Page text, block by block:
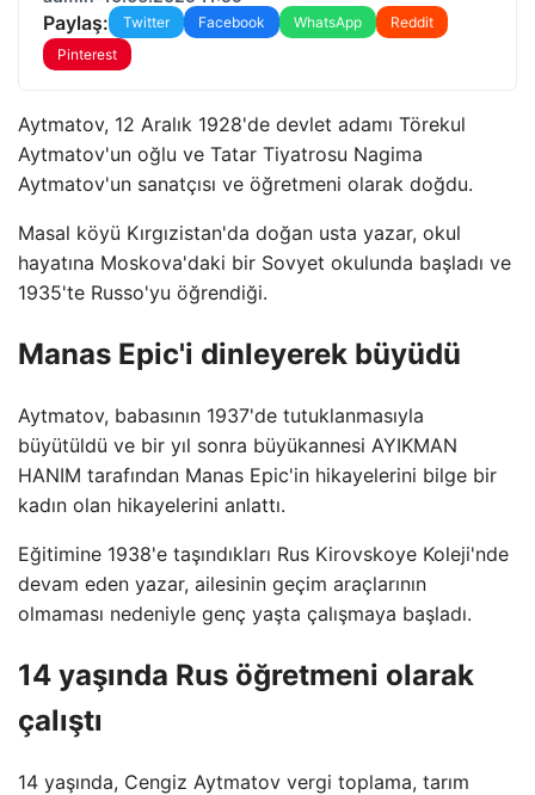
Paylaş: Twitter Facebook WhatsApp
Reddit
Pinterest
Aytmatov, 12 Aralık 1928'de devlet adamı Törekul
Aytmatov'un oğlu ve Tatar Tiyatrosu Nagima
Aytmatov'un sanatçısı ve öğretmeni olarak doğdu.
Masal köyü Kırgızistan'da doğan usta yazar, okul
hayatına Moskova'daki bir Sovyet okulunda başladı ve
1935'te Russo'yu öğrendiği.
Manas Epic'i dinleyerek büyüdü
Aytmatov, babasının 1937'de tutuklanmasıyla
büyütüldü ve bir yıl sonra büyükannesi AYIKMAN
HANIM tarafından Manas Epic'in hikayelerini bilge bir
kadın olan hikayelerini anlattı.
Eğitimine 1938'e taşındıkları Rus Kirovskoye Koleji'nde
devam eden yazar, ailesinin geçim araçlarının
olmaması nedeniyle genç yaşta çalışmaya başladı.
14 yaşında Rus öğretmeni olarak
çalıştı
14 yaşında, Cengiz Aytmatov vergi toplama, tarım